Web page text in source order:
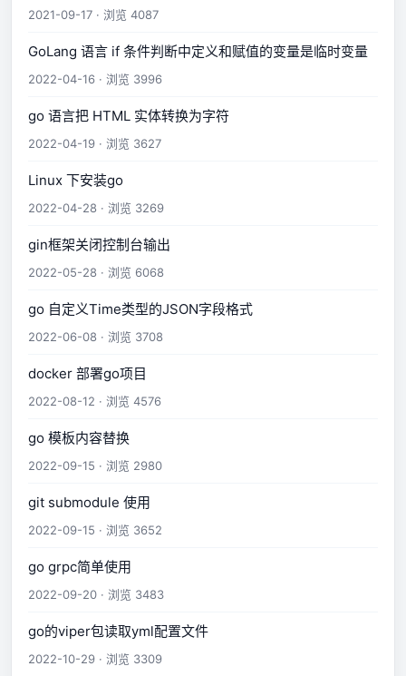
2021-09-17 · 浏览 4087
GoLang 语言 if 条件判断中定义和赋值的变量是临时变量
2022-04-16 · 浏览 3996
go 语言把 HTML 实体转换为字符
2022-04-19 · 浏览 3627
Linux 下安装go
2022-04-28 · 浏览 3269
gin框架关闭控制台输出
2022-05-28 · 浏览 6068
go 自定义Time类型的JSON字段格式
2022-06-08 · 浏览 3708
docker 部署go项目
2022-08-12 · 浏览 4576
go 模板内容替换
2022-09-15 · 浏览 2980
git submodule 使用
2022-09-15 · 浏览 3652
go grpc简单使用
2022-09-20 · 浏览 3483
go的viper包读取yml配置文件
2022-10-29 · 浏览 3309